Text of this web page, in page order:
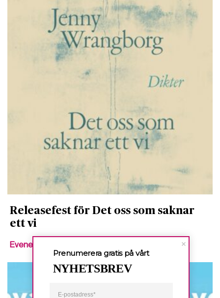
Releasefest för Det oss som saknar
ett vi
Evenemang
Prenumerera gratis på vårt
NYHETSBREV